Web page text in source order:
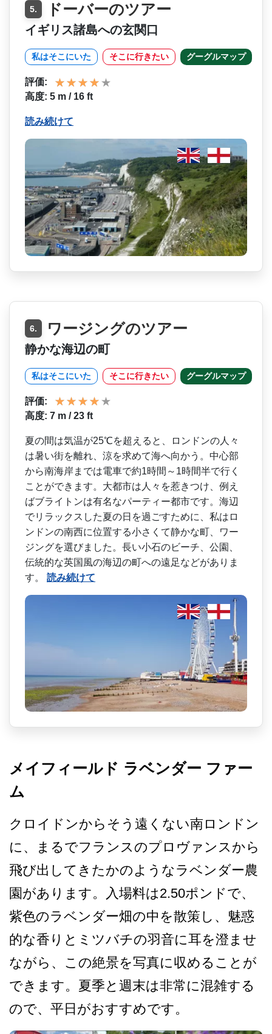
5. ドーバーのツアー
イギリス諸島への玄関口
私はそこにいた そこに行きたい グーグルマップ
評価:
高度: 5 m / 16 ft
読み続けて
6. ワージングのツアー
静かな海辺の町
私はそこにいた そこに行きたい グーグルマップ
評価:
高度: 7 m / 23 ft
夏の間は気温が25℃を超え­ると、ロンドンの人々
は暑い街を離れ、涼を求めて海­へ向かう。中心部
から南海岸までは電車で約1時間～­1時間半で行く
ことができます。大都市は人々を惹き­つけ、例え
ばブライトンは有名なパーティー都市です­。海辺
でリラックスした夏の日を過ごすために、私は­ロ
ンドンの南西に位置する小さくて静かな町、ワー
ジ­ングを選びました。長い小石のビーチ、公園、
伝統的­な英国風の海辺の町への遠足などがありま
す。 読み続けて
メイフィールド ラベンダー ファー
ム
クロイドンからそう遠くない­南ロンドン
に、まるでフランスのプロヴァンスから
飛­び出してきたかのようなラベンダー農
園があります。­入場料は2.50ポンドで、
紫色のラ­ベンダー畑の中を散策し、魅惑
的な香りとミツバチの­羽音に耳を澄ませ
ながら、この絶景を写真に収めるこ­とが
できます。夏季と週末は非常に混雑する
ので、平­日がおすすめです。